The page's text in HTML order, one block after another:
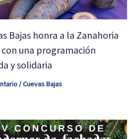
Bajas honra a la Zanahoria
con una programación
y solidaria
/Cuevas Bajas